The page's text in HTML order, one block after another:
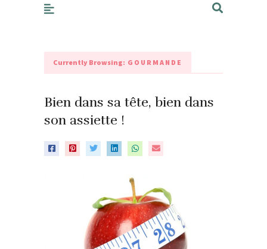
Currently Browsing: GOURMANDE
Bien dans sa tête, bien dans
son assiette !